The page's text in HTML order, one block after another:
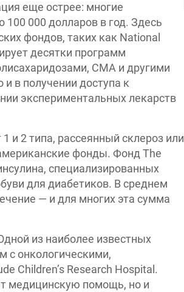
еще острее: многие
100 000 долларов в год. Здесь
фондов, таких как National
десятки программ
СМА и другими
в получении доступа к
экспериментальных лекарств
и 2 типа, рассеянный склероз или
фонды. Фонд The
специализированных
для диабетиков. В среднем
— и для многих эта сумма
из наиболее известных
с онкологическими,
Children’s Research Hospital.
медицинскую помощь, но и